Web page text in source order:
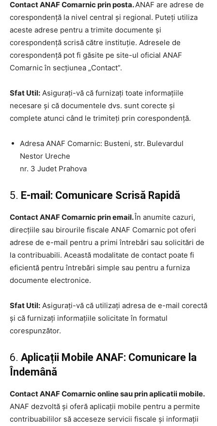
Contact ANAF Comarnic prin posta.ANAF are adrese de
corespondență la nivel central și regional. Puteți utiliza
aceste adrese pentru a trimite documente și
corespondență scrisă către instituție. Adresele de
corespondență pot fi găsite pe site-ul oficial ANAF
Comarnic în secțiunea „Contact”.
Sfat Util: Asigurați-vă că furnizați toate informațiile
necesare și că documentele dvs. sunt corecte și
complete atunci când le trimiteți prin corespondență.
Adresa ANAF Comarnic: Busteni, str. Bulevardul
Nestor Ureche
nr. 3 Judet Prahova
5. E-mail: Comunicare Scrisă Rapidă
Contact ANAF Comarnic prin email.În anumite cazuri,
direcțiile sau birourile fiscale ANAF Comarnic pot oferi
adrese de e-mail pentru a primi întrebări sau solicitări de
la contribuabili. Această modalitate de contact poate fi
eficientă pentru întrebări simple sau pentru a furniza
documente electronice.
Sfat Util: Asigurați-vă că utilizați adresa de e-mail corectă
și că furnizați informațiile solicitate în formatul
corespunzător.
6. Aplicații Mobile ANAF: Comunicare la
Îndemână
Contact ANAF Comarnic online sau prin aplicatii mobile.
ANAF dezvoltă și oferă aplicații mobile pentru a permite
contribuabililor să acceseze servicii fiscale și informații